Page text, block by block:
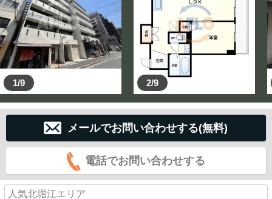
1/9 2/9
メールでお問い合わせする(無料)
電話でお問い合わせする
人気北堀江エリア